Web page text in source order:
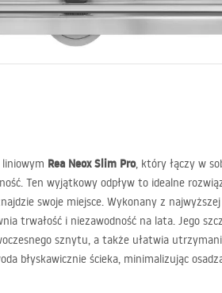
liniowym Rea Neox Slim Pro, który łączy w
Ten wyjątkowy odpływ to idealne
swoje miejsce. Wykonany z
trwałość i niezawodność na lata. Jego
sznytu, a także ułatwia
błyskawicznie ścieka, minimalizując